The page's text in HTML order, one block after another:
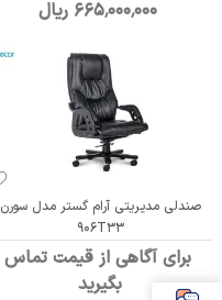
665٬000٬000 ریال
صندلي مديريتي آرام گستر مدل سورن
906T33
برای آگاهی از قیمت تماس
بگیرید